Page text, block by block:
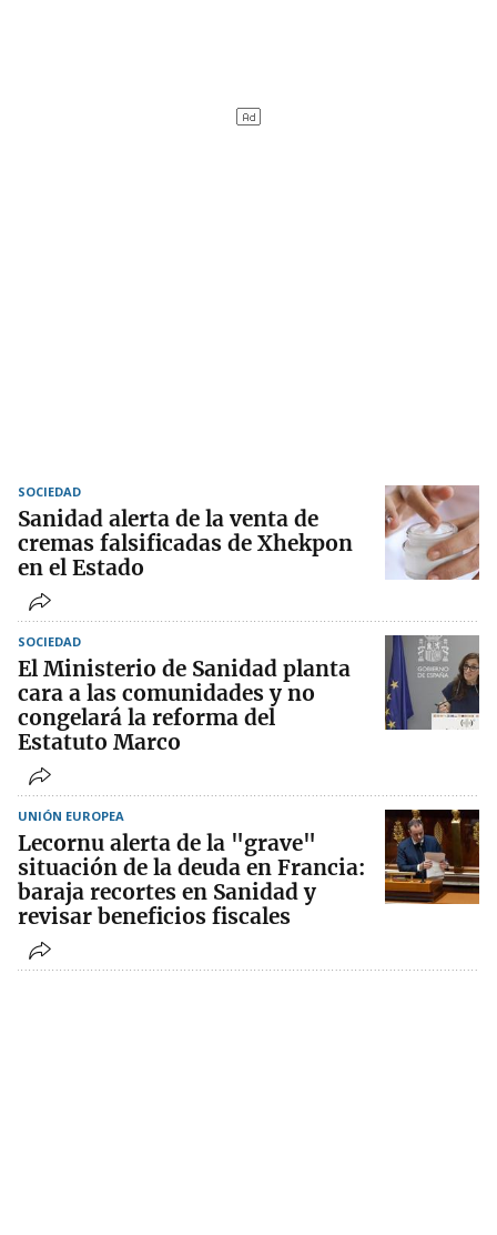
SOCIEDAD
Sanidad alerta de la venta de
cremas falsificadas de Xhekpon
en el Estado
SOCIEDAD
El Ministerio de Sanidad planta
cara a las comunidades y no
congelará la reforma del
Estatuto Marco
UNIÓN EUROPEA
Lecornu alerta de la "grave"
situación de la deuda en Francia:
baraja recortes en Sanidad y
revisar beneficios fiscales